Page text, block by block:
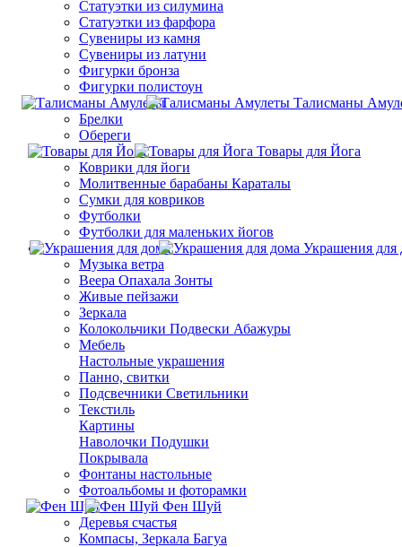
Статуэтки из силумина
Статуэтки из фарфора
Сувениры из камня
Сувениры из латуни
Фигурки бронза
Фигурки полистоун
Талисманы
Брелки
Обереги
Товары для Йога
Коврики для йоги
Молитвенные барабаны Караталы
Сумки для ковриков
Футболки
Футболки для маленьких йогов
Украшения для
Музыка ветра
Веера Опахала Зонты
Живые пейзажи
Зеркала
Колокольчики Подвески Абажуры
Мебель
Настольные украшения
Панно, свитки
Подсвечники Светильники
Текстиль
Картины
Наволочки Подушки
Покрывала
Фонтаны настольные
Фотоальбомы и фоторамки
Фен Шуй
Деревья счастья
Компасы, Зеркала Багуа